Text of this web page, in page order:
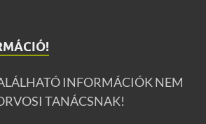
INFORMÁCIÓK NEM
TANÁCSNAK!